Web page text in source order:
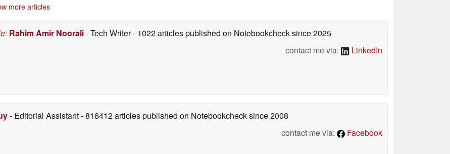
more articles
: Rahim Amir Noorali- Tech Writer- 1022 articles published on Notebookchecksince 2025
contact me via:
LinkedIn
- Editorial Assistant- 816412 articles published on Notebookchecksince 2008
contact me via:
Facebook